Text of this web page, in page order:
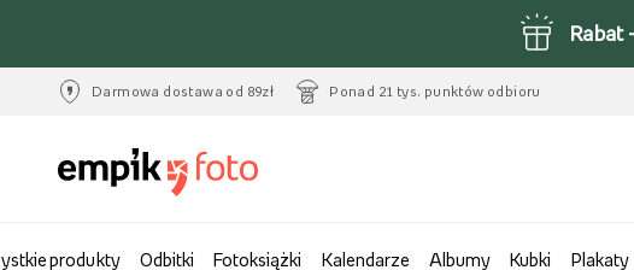
Rabat
Darmowa dostawa od 89zł Ponad 21 tys. punktów odbioru
produkty Odbitki Fotoksiążki Kalendarze Albumy Kubki Plakaty